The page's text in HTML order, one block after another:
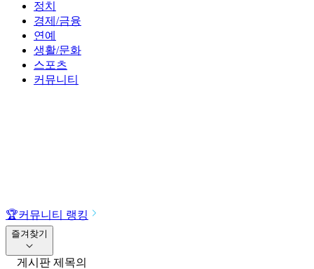
정치
경제/금융
연예
생활/문화
스포츠
커뮤니티
🏆커뮤니티 랭킹
즐겨찾기
게시판 제목의